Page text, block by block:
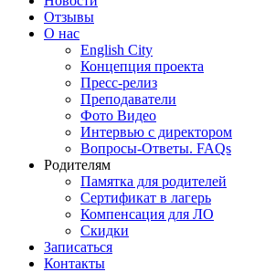
Отзывы
О нас
English City
Концепция проекта
Пресс-релиз
Преподаватели
Фото Видео
Интервью с директором
Вопросы-Ответы. FAQs
Родителям
Памятка для родителей
Сертификат в лагерь
Компенсация для ЛО
Скидки
Записаться
Контакты